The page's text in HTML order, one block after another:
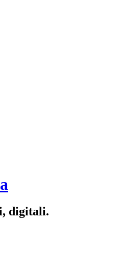
digitali.